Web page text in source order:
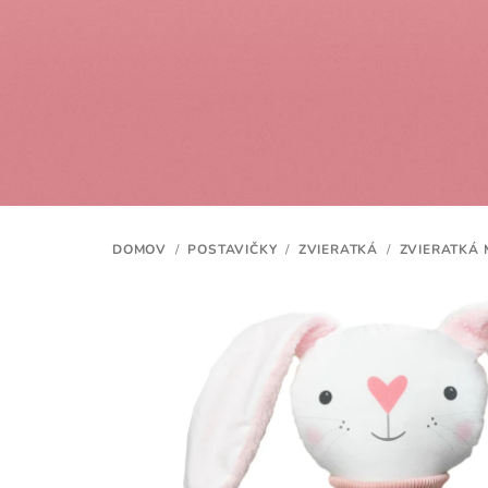
DOMOV / POSTAVIČKY / ZVIERATKÁ / ZVIERATKÁ